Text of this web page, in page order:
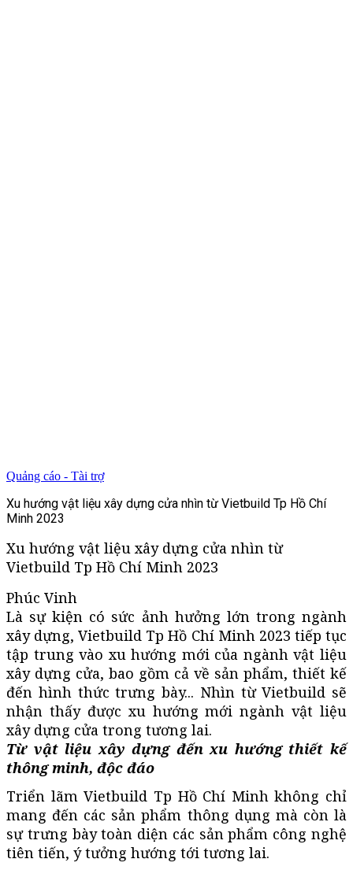
Quảng cáo - Tài trợ
Xu hướng vật liệu xây dựng cửa nhìn từ Vietbuild Tp Hồ Chí
Minh 2023
Xu hướng vật liệu xây dựng cửa nhìn từ
Vietbuild Tp Hồ Chí Minh 2023
Phúc Vinh
Là sự kiện có sức ảnh hưởng lớn trong ngành
xây dựng, Vietbuild Tp Hồ Chí Minh 2023 tiếp tục
tập trung vào xu hướng mới của ngành vật liệu
xây dựng cửa, bao gồm cả về sản phẩm, thiết kế
đến hình thức trưng bày... Nhìn từ Vietbuild sẽ
nhận thấy được xu hướng mới ngành vật liệu
xây dựng cửa trong tương lai.
Từ vật liệu xây dựng đến xu hướng thiết kế
thông minh, độc đáo
Triển lãm Vietbuild Tp Hồ Chí Minh không chỉ
mang đến các sản phẩm thông dụng mà còn là
sự trưng bày toàn diện các sản phẩm công nghệ
tiên tiến, ý tưởng hướng tới tương lai.